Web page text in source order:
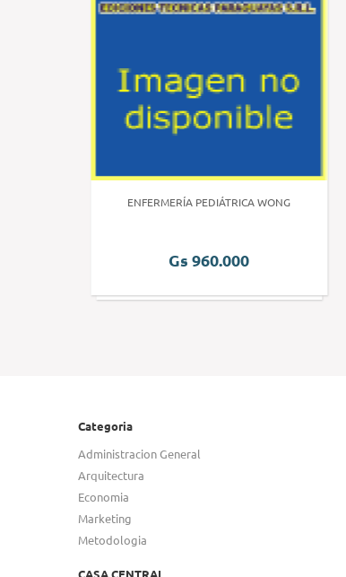
ENFERMERÍA PEDIÁTRICA WONG
Gs 960.000
Categoria
Administracion General
Arquitectura
Economia
Marketing
Metodologia
CASA CENTRAL